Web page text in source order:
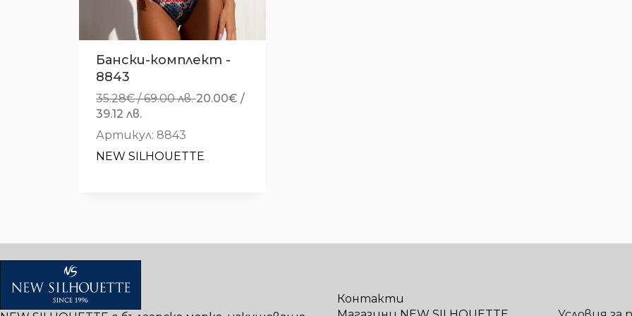
Бански-комплект -
8843
35.28€/ 69.00 лв.Original
/
20.00€ /
39.12 лв.
цена
е:
20.00€
Артикул: 8843
NEW SILHOUETTE
Контакти